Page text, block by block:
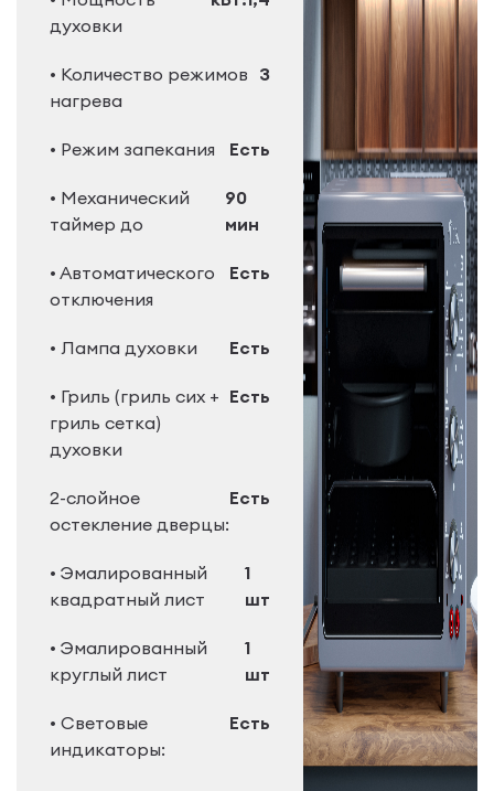
духовки
• Количество режимов
нагрева
3
• Режим запекания Есть
• Механический
таймер до
90
мин
• Автоматического
отключения
Есть
• Лампа духовки Есть
• Гриль (гриль сих +
гриль сетка)
духовки
Есть
2-слойное
остекление дверцы:
Есть
• Эмалированный
квадратный лист
1
шт
• Эмалированный
круглый лист
1
шт
• Световые
индикаторы:
Есть